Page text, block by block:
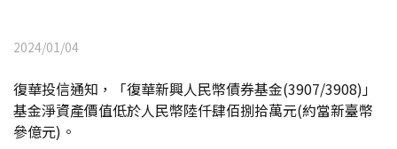
2024/01/04
復華投信通知，「復華新興人民幣債券基金(3907/3908)」
基金淨資產價值低於人民幣陸仟肆佰捌拾萬元(約當新臺幣
參億元)。